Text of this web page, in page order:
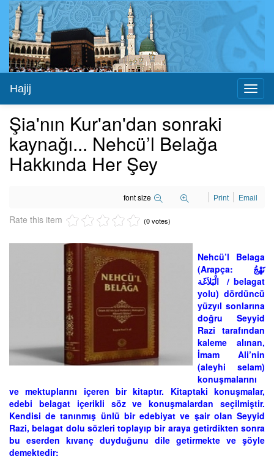
Hajij
Şia'nın Kur'an'dan sonraki
kaynağı... Nehcü’l Belağa
Hakkında Her Şey
font size Print Email
Rate this item (0 votes)
Nehcü’l Belaga
(Arapça: نَهْجُ
الْبَلاَغَة ‎ / belagat
yolu) dördüncü
yüzyıl sonlarına
doğru Seyyid
Razi tarafından
kaleme alınan,
İmam Ali’nin
(aleyhi selam)
konuşmalarını
ve mektuplarını içeren bir kitaptır. Kitaptaki konuşmalar,
edebi belagat içerikli söz ve konuşmalardan seçilmiştir.
Kendisi de tanınmış ünlü bir edebiyat ve şair olan Seyyid
Razi, belagat dolu sözleri toplayıp bir araya getirdikten sonra
bu eserden kıvanç duyduğunu dile getirmekte ve şöyle
demektedir: